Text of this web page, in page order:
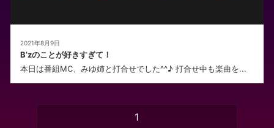
2021年8月9日
B’zのことが好きすぎて！
本日は番組MC、みゆ姉と打合せでした^^♪ 打合せ中も楽曲を...
1